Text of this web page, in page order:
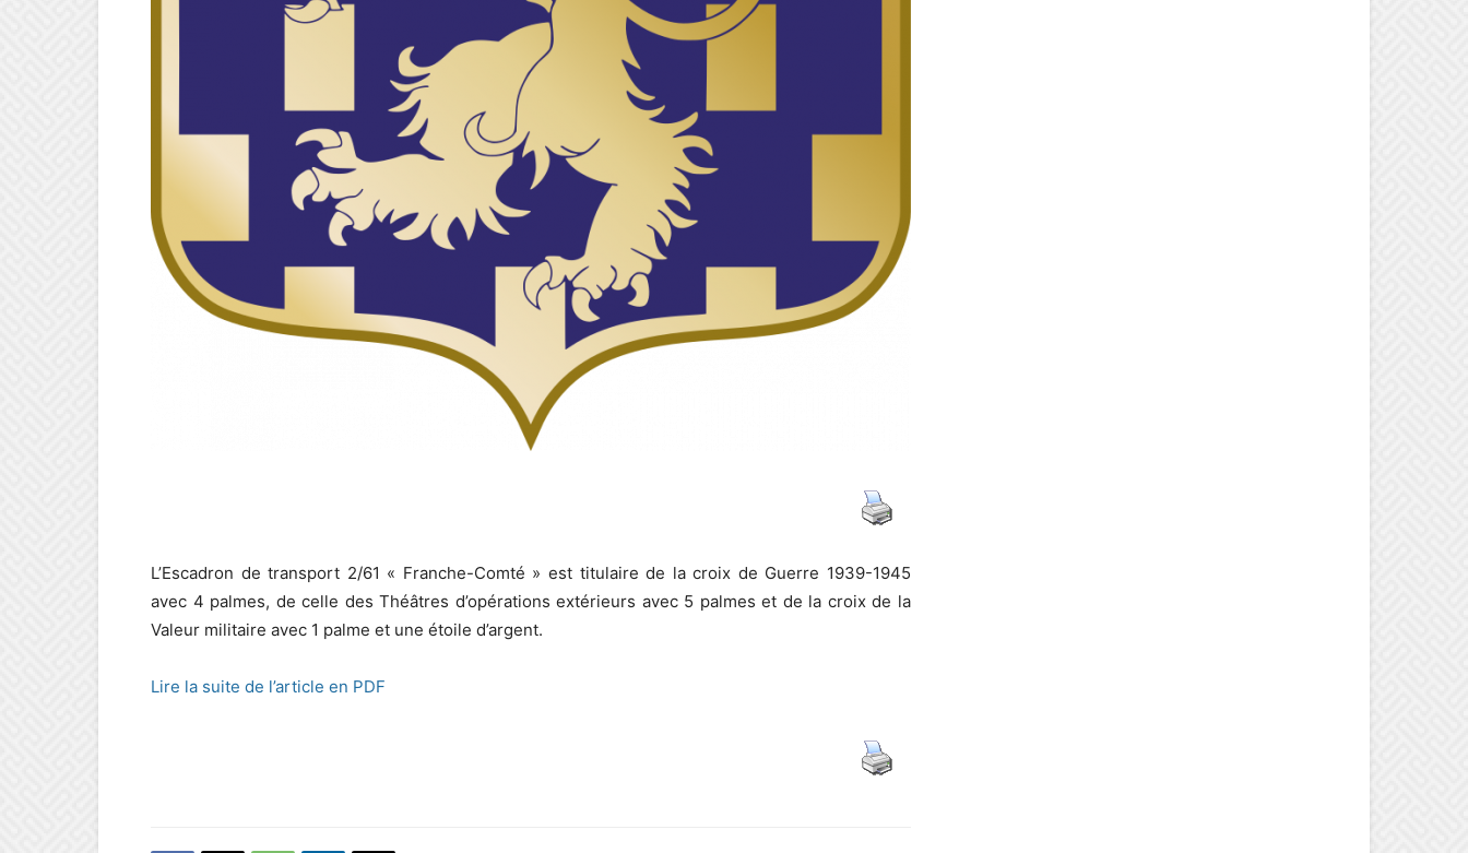
la
L’Escadron de transport 2/61 « Franche-Comté » est titulaire de la croix de Guerre 1939-1945
avec 4 palmes, de celle des Théâtres d’opérations extérieurs avec 5 palmes et de la croix de la
Valeur militaire avec 1 palme et une étoile d’argent.
Lire la suite de l’article en PDF